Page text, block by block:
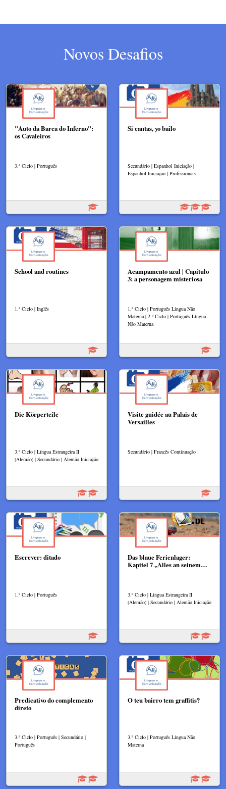
Novos Desafios
"Auto da Barca do Inferno":
os Cavaleiros
3.º Ciclo | Português
Si cantas, yo bailo
Secundário | Espanhol Iniciação |
Espanhol Iniciação | Profissionais
School and routines
1.º Ciclo | Inglês
Acampamento azul | Capítulo
3: a personagem misteriosa
1.º Ciclo | Português Língua Não
Materna | 2.º Ciclo | Português Língua
Não Materna
Die Körperteile
3.º Ciclo | Língua Estrangeira II
(Alemão) | Secundário | Alemão Iniciação
Visite guidée au Palais de
Versailles
Secundário | Francês Continuação
Escrever: ditado
1.º Ciclo | Português
Das blaue Ferienlager:
Kapitel 7 ,,Alles an seinem…
3.º Ciclo | Língua Estrangeira II
(Alemão) | Secundário | Alemão Iniciação
Predicativo do complemento
direto
3.º Ciclo | Português | Secundário |
Português
O teu bairro tem graffitis?
3.º Ciclo | Português Língua Não
Materna